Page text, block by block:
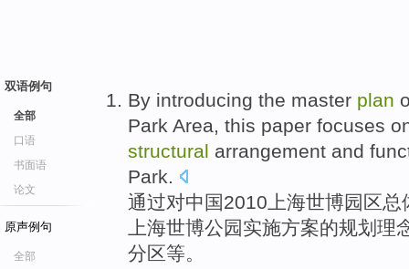
双语例句
全部
口语
书面语
论文
原声例句
全部
By introducing the master plan
Park Area, this paper focuses
structural arrangement and
Park.
通过对中国2010 上海世博园区总
上海世博公园实施方案的规划 理
分区等。